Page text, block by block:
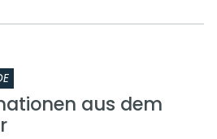
aus dem